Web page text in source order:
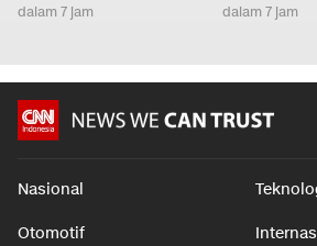
dalam 7 jam dalam 7 jam
Nasional
Otomotif